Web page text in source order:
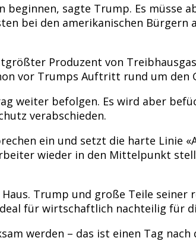
sagte Trump. Es müsse
bei den amerikanischen Bürgern
Produzent von
vor Trumps Auftritt rund um den
weiter befolgen. Es wird aber
verabschieden.
ein und setzt die harte Linie
wieder in den Mittelpunkt
Trump und große Teile
für wirtschaftlich nachteilig für
werden – das ist einen Tag